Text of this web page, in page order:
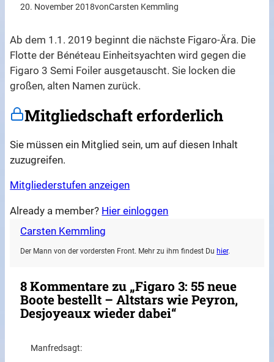
20. November 2018vonCarsten Kemmling
Ab dem 1.1. 2019 beginnt die nächste Figaro-Ära. Die
Flotte der Bénéteau Einheitsyachten wird gegen die
Figaro 3 Semi Foiler ausgetauscht. Sie locken die
großen, alten Namen zurück.
Mitgliedschaft erforderlich
Sie müssen ein Mitglied sein, um auf diesen Inhalt
zuzugreifen.
Mitgliederstufen anzeigen
Already a member? Hier einloggen
Carsten Kemmling
Der Mann von der vordersten Front. Mehr zu ihm findest Du hier.
8 Kommentare zu „Figaro 3: 55 neue
Boote bestellt – Altstars wie Peyron,
Desjoyeaux wieder dabei“
Manfredsagt: